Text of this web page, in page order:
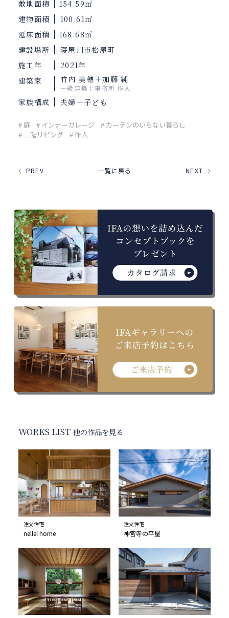
敷地面積
154.59㎡
建物面積
100.61㎡
延床面積
168.68㎡
建設場所
寝屋川市松屋町
施工年
2021年
建築家
竹内 美穂＋加藤 純
一級建築士事務所 作人
家族構成 夫婦＋子ども
# 庭 # インナーガレージ
# カーテンのいらない暮らし
# 二階リビング
# 作人
PREV 一覧に戻る NEXT
WORKS LIST 他の作品を見る
注文住宅
nellel home
注文住宅
神宮寺の平屋